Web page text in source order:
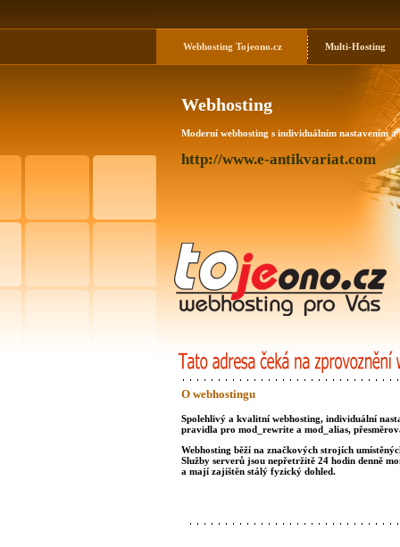
Webhosting Tojeono.cz Multi-Hosting
Webhosting
Moderní webhosting s individuálním nastavením a
http://www.e-antikvariat.com
O webhostingu
Spolehlivý a kvalitní webhosting, individuální
pravidla pro mod_rewrite a mod_alias,
Webhosting běží na značkových strojích
Služby serverů jsou nepřetržitě 24 hodin denně
a mají zajištěn stálý fyzický dohled.